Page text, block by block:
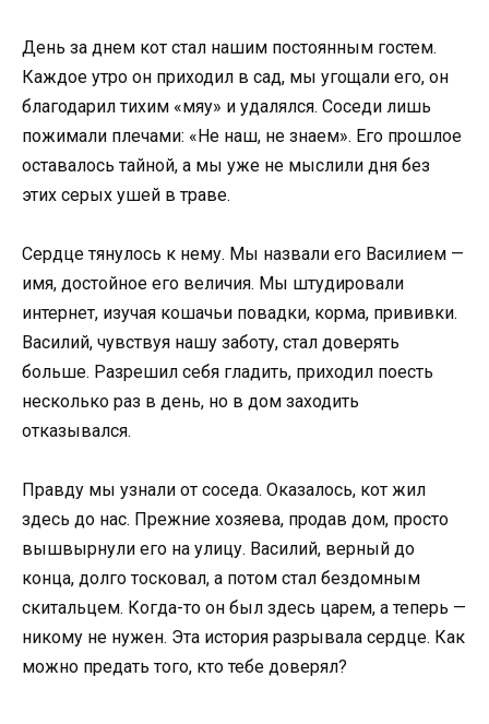
День за днем кот стал нашим постоянным гостем.
Каждое утро он приходил в сад, мы угощали его, он
благодарил тихим «мяу» и удалялся. Соседи лишь
пожимали плечами: «Не наш, не знаем». Его прошлое
оставалось тайной, а мы уже не мыслили дня без
этих серых ушей в траве.
Сердце тянулось к нему. Мы назвали его Василием —
имя, достойное его величия. Мы штудировали
интернет, изучая кошачьи повадки, корма, прививки.
Василий, чувствуя нашу заботу, стал доверять
больше. Разрешил себя гладить, приходил поесть
несколько раз в день, но в дом заходить
отказывался.
Правду мы узнали от соседа. Оказалось, кот жил
здесь до нас. Прежние хозяева, продав дом, просто
вышвырнули его на улицу. Василий, верный до
конца, долго тосковал, а потом стал бездомным
скитальцем. Когда-то он был здесь царем, а теперь —
никому не нужен. Эта история разрывала сердце. Как
можно предать того, кто тебе доверял?